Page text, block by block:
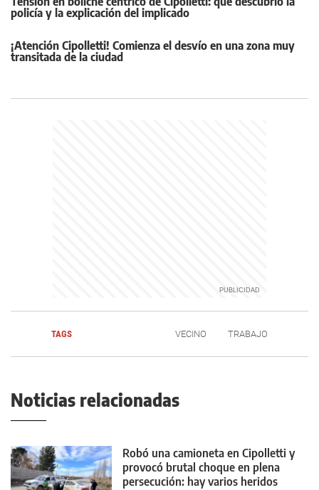
policía y la explicación del implicado
¡Atención Cipolletti! Comienza el desvío en una zona muy
transitada de la ciudad
TAGS VECINO TRABAJO
Noticias relacionadas
Robó una camioneta en Cipolletti y
provocó brutal choque en plena
persecución: hay varios heridos